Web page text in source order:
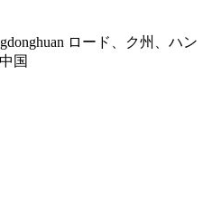
ロード、ク州、ハン
国